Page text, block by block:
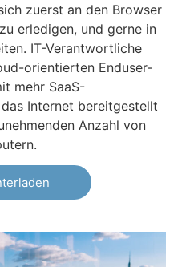
zuerst an den Browser
erledigen, und gerne in
IT-Verantwortliche
orientierten Enduser-
mehr SaaS-
Internet bereitgestellt
Anzahl von